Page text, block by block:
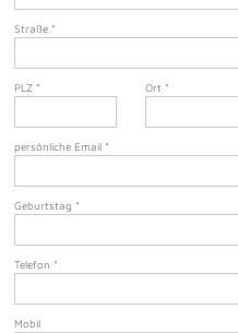
Straße *
PLZ * Ort *
persönliche Email *
Geburtstag *
Telefon *
Mobil